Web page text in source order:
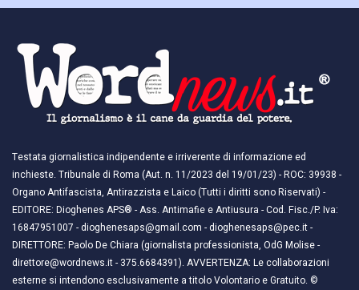
Testata giornalistica indipendente e irriverente di informazione ed
inchieste. Tribunale di Roma (Aut. n. 11/2023 del 19/01/23) - ROC: 39938 -
Organo Antifascista, Antirazzista e Laico (Tutti i diritti sono Riservati) -
EDITORE: Dioghenes APS® - Ass. Antimafie e Antiusura - Cod. Fisc./P. Iva:
16847951007 - dioghenesaps@gmail.com - dioghenesaps@pec.it - ​​
DIRETTORE: Paolo De Chiara (giornalista professionista, OdG Molise -
direttore@wordnews.it - ​​375.6684391). AVVERTENZA: Le collaborazioni
esterne si intendono esclusivamente a titolo Volontario e Gratuito. ©